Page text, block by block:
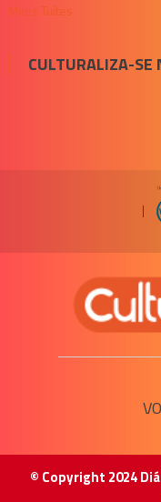
Meus Tuítes
CULTURALIZA-SE
|
© Copyright 2024